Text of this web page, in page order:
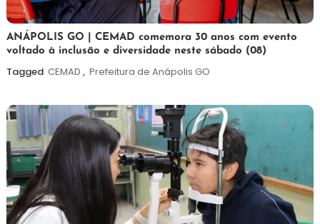
7
de
agosto
Maurilio
ANÁPOLIS GO | CEMAD comemora 30 anos com evento
voltado à inclusão e diversidade neste sábado (08)
Tagged CEMAD , Prefeitura de Anápolis GO